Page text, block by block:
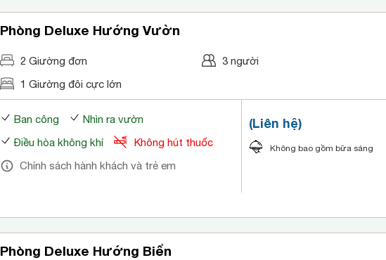
Phòng Deluxe Hướng Vườn
2 Giường đơn
1 Giường đôi cực lớn
3 người
Ban công
Nhìn ra vườn
Điều hòa không khí
Không hút thuốc
Chính sách hành khách và trẻ em
(Liên hệ)
Không bao gồm bữa sáng
Phòng Deluxe Hướng Biển